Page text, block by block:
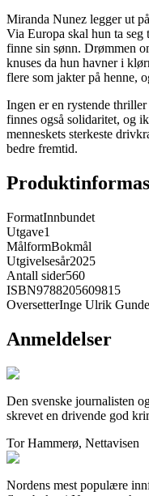
Miranda Nunez legger ut
Via Europa skal hun ta
finne sin sønn. Drømmen
knuses da hun havner i
flere som jakter på henne,
Ingen er en rystende
finnes også solidaritet, og
menneskets sterkeste
bedre fremtid.
FormatInnbundet
Utgave1
MålformBokmål
Utgivelsesår2025
Antall sider560
ISBN9788205609815
OversetterInge Ulrik
Anmeldelser
Den svenske journalisten
skrevet en drivende god
Tor Hammerø, Nettavisen
Nordens mest populære